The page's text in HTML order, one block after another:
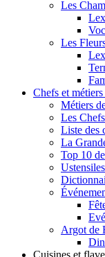
Les
Les
Chefs et
Métiers
Les
Liste des
La
Top 10
Argot de